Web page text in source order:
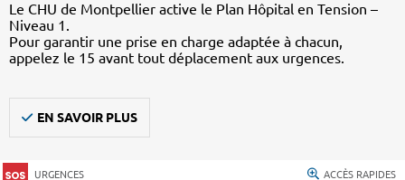
Le CHU de Montpellier active le Plan Hôpital en Tension –
Niveau 1.
Pour garantir une prise en charge adaptée à chacun,
appelez le 15 avant tout déplacement aux urgences.
EN SAVOIR PLUS
URGENCES ACCÈS RAPIDES